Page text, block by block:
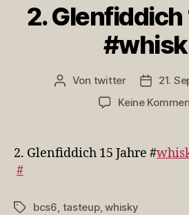
2. Glenfiddich
Beitragsautor
Von twitter
21.
Keine
2. Glenfiddich 15 Jahre #
#
Schlagwörter
bcs6 tasteup,whisky